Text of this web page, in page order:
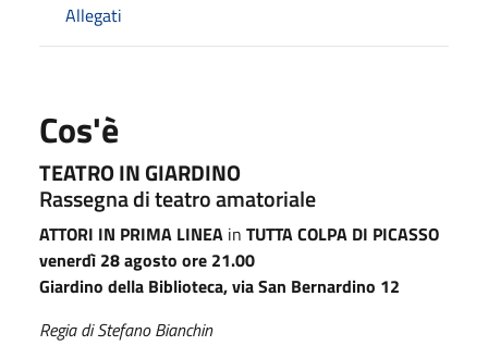
Allegati
Cos'è
TEATRO IN GIARDINO
Rassegna di teatro amatoriale
ATTORI IN PRIMA LINEA in TUTTA COLPA DI PICASSO
venerdì 28 agosto ore 21.00
Giardino della Biblioteca, via San Bernardino 12
Regia di Stefano Bianchin